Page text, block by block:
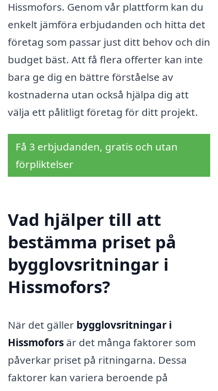
Hissmofors. Genom vår plattform kan du
enkelt jämföra erbjudanden och hitta det
företag som passar just ditt behov och din
budget bäst. Att få flera offerter kan inte
bara ge dig en bättre förståelse av
kostnaderna utan också hjälpa dig att
välja ett pålitligt företag för ditt projekt.
Få 3 erbjudanden, gratis och utan
förpliktelser
Vad hjälper till att
bestämma priset på
bygglovsritningar i
Hissmofors?
När det gäller bygglovsritningar i
Hissmofors är det många faktorer som
påverkar priset på ritningarna. Dessa
faktorer kan variera beroende på